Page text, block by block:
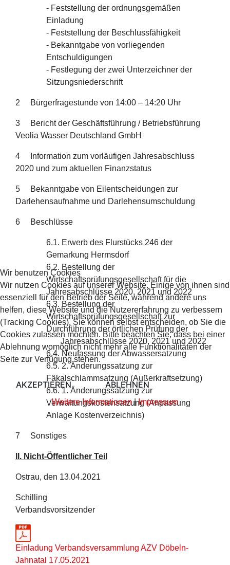
- Feststellung der ordnungsgemäßen
Einladung
- Feststellung der Beschlussfähigkeit
- Bekanntgabe von vorliegenden
Entschuldigungen
- Festlegung der zwei Unterzeichner der
Sitzungsniederschrift
2 Bürgerfragestunde von 14:00 – 14:20 Uhr
3 Bericht der Geschäftsführung / Betriebsführung
Veolia Wasser Deutschland GmbH
4 Information zum vorläufigen Jahresabschluss
2020 und zum aktuellen Finanzstatus
5 Bekanntgabe von Eilentscheidungen zur
Darlehensaufnahme und Darlehensumschuldung
6 Beschlüsse
6.1. Erwerb des Flurstücks 246 der
Gemarkung Hermsdorf
6.2. Bestellung der
Wirtschaftsprüfungsgesellschaft für die
Jahresabschlüsse 2020, 2021 und 2022
6.3. Bestellung der
Wirtschaftsprüfungsgesellschaft zur
Durchführung der örtlichen Prüfung der
Jahresabschlüsse 2020, 2021 und 2022
6.4. Neufassung der Abwassersatzung
6.5. 2. Änderungssatzung zur
Fäkalschlammsatzung (Außerkraftsetzung)
6.6. 1. Änderungssatzung zur
Verwaltungskostensatzung (Anpassung
Anlage Kostenverzeichnis)
7 Sonstiges
II. Nicht-Öffentlicher Teil
Ostrau, den 13.04.2021
Schilling
Verbandsvorsitzender
Einladung Verbandsversammlung AZV Döbeln-
Jahnatal 17.05.2021
Wir benutzen Cookies
Wir nutzen Cookies auf unserer Website. Einige von ihnen sind
essenziell für den Betrieb der Seite, während andere uns
helfen, diese Website und die Nutzererfahrung zu verbessern
(Tracking Cookies). Sie können selbst entscheiden, ob Sie die
Cookies zulassen möchten. Bitte beachten Sie, dass bei einer
Ablehnung womöglich nicht mehr alle Funktionalitäten der
Seite zur Verfügung stehen.
AKZEPTIEREN ABLEHNEN
Weitere Informationen|Impressum